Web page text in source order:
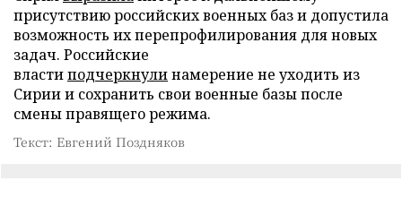
присутствию российских военных баз и допустила
возможность их перепрофилирования для новых
задач. Российские
властиподчеркнулинамерение не уходить из
Сирии и сохранить свои военные базы после
смены правящего режима.
Текст: Евгений Поздняков